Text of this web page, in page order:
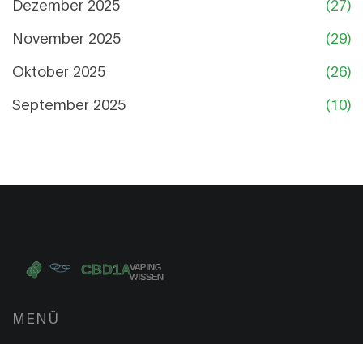
Dezember 2025
(27)
November 2025
(29)
Oktober 2025
(26)
September 2025
(10)
MENÜ